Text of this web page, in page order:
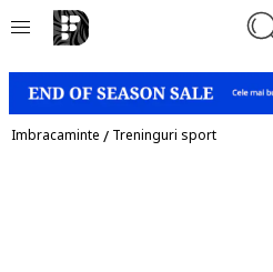
Imbracaminte / Treninguri sport